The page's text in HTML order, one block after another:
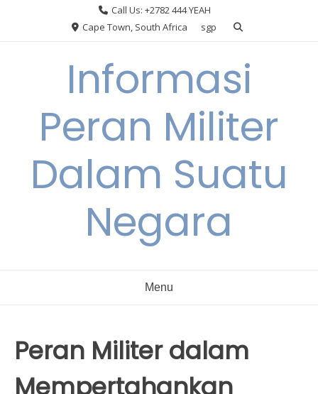
Call Us: +2782 444 YEAH
Cape Town, South Africa
sgp
Informasi
Peran Militer
Dalam Suatu
Negara
Menu
Peran Militer dalam
Mempertahankan